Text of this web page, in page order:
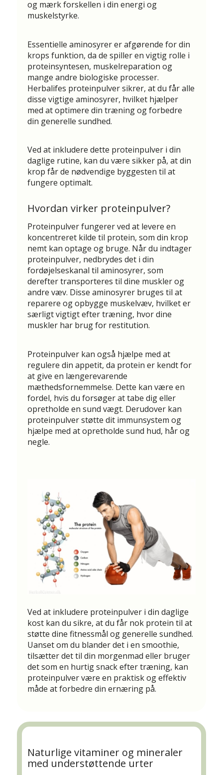
og mærk forskellen i din energi og
muskelstyrke.
Essentielle aminosyrer er afgørende for din
krops funktion, da de spiller en vigtig rolle i
proteinsyntesen, muskelreparation og
mange andre biologiske processer.
Herbalifes proteinpulver sikrer, at du får alle
disse vigtige aminosyrer, hvilket hjælper
med at optimere din træning og forbedre
din generelle sundhed.
Ved at inkludere dette proteinpulver i din
daglige rutine, kan du være sikker på, at din
krop får de nødvendige byggesten til at
fungere optimalt.
Hvordan virker proteinpulver?
Proteinpulver fungerer ved at levere en
koncentreret kilde til protein, som din krop
nemt kan optage og bruge. Når du indtager
proteinpulver, nedbrydes det i din
fordøjelseskanal til aminosyrer, som
derefter transporteres til dine muskler og
andre væv. Disse aminosyrer bruges til at
reparere og opbygge muskelvæv, hvilket er
særligt vigtigt efter træning, hvor dine
muskler har brug for restitution.
Proteinpulver kan også hjælpe med at
regulere din appetit, da protein er kendt for
at give en længerevarende
mæthedsfornemmelse. Dette kan være en
fordel, hvis du forsøger at tabe dig eller
opretholde en sund vægt. Derudover kan
proteinpulver støtte dit immunsystem og
hjælpe med at opretholde sund hud, hår og
negle.
Ved at inkludere proteinpulver i din daglige
kost kan du sikre, at du får nok protein til at
støtte dine fitnessmål og generelle sundhed.
Uanset om du blander det i en smoothie,
tilsætter det til din morgenmad eller bruger
det som en hurtig snack efter træning, kan
proteinpulver være en praktisk og effektiv
måde at forbedre din ernæring på.
Naturlige vitaminer og mineraler
med understøttende urter